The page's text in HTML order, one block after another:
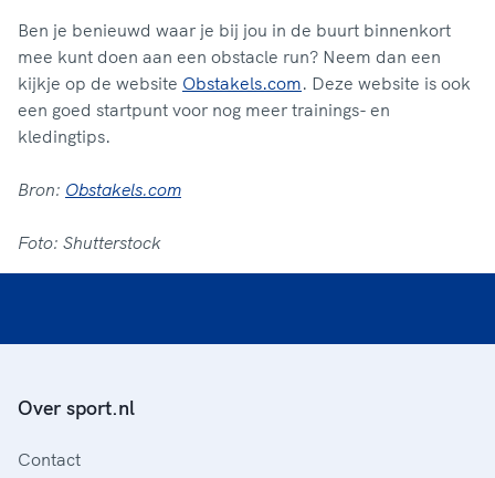
Ben je benieuwd waar je bij jou in de buurt binnenkort
mee kunt doen aan een obstacle run? Neem dan een
kijkje op de website Obstakels.com. Deze website is ook
een goed startpunt voor nog meer trainings- en
kledingtips.
Bron: Obstakels.com
Foto: Shutterstock
Over sport.nl
Contact